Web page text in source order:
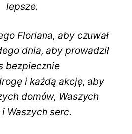
lepsze.
Floriana, aby czuwał
dnia, aby prowadził
bezpiecznie
i każdą akcję, aby
domów, Waszych
Waszych serc.